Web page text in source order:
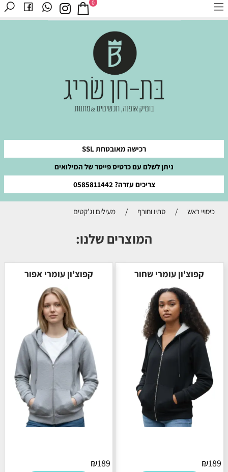
רכישה מאובטחת SSL
ניתן לשלם עם כרטיס פייטר של המילואים
צריכים עזרה? 0585811442
0
כיסויי ראש / סתיו וחורף / מעילים וג'קטים
המוצרים שלנו:
קפוצ'ון עומרי שחור
₪189
קפוצ'ון עומרי אפור
₪189